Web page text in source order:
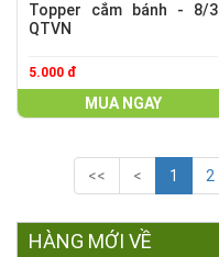
Topper cắm bánh - 8/3
QTVN
5.000 đ
MUA NGAY
<< < 1 2
HÀNG MỚI VỀ